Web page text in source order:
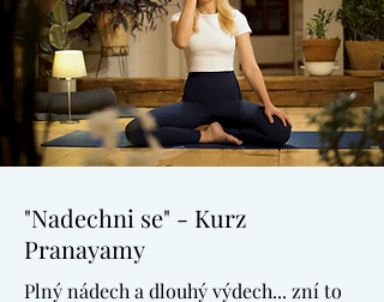
"Nadechni se" - Kurz
Pranayamy
Plný nádech a dlouhý výdech... zní to